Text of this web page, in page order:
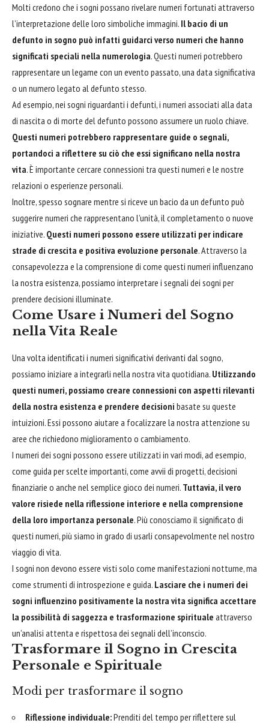
Molti credono che i sogni possano rivelare numeri fortunati attraverso
l’interpretazione delle loro simboliche immagini. Il bacio di un
defunto in sogno può infatti guidarci verso numeri che hanno
significati speciali nella numerologia. Questi numeri potrebbero
rappresentare un legame con un evento passato, una data significativa
o un numero legato al defunto stesso.
Ad esempio, nei sogni riguardanti i defunti, i numeri associati alla data
di nascita o di morte del defunto possono assumere un ruolo chiave.
Questi numeri potrebbero rappresentare guide o segnali,
portandoci a riflettere su ciò che essi significano nella nostra
vita. È importante cercare connessioni tra questi numeri e le nostre
relazioni o esperienze personali.
Inoltre, spesso sognare mentre si riceve un bacio da un defunto può
suggerire numeri che rappresentano l’unità, il completamento o nuove
iniziative. Questi numeri possono essere utilizzati per indicare
strade di crescita e positiva evoluzione personale. Attraverso la
consapevolezza e la comprensione di come questi numeri influenzano
la nostra esistenza, possiamo interpretare i segnali dei sogni per
prendere decisioni illuminate.
Come Usare i Numeri del Sogno
nella Vita Reale
Una volta identificati i numeri significativi derivanti dal sogno,
possiamo iniziare a integrarli nella nostra vita quotidiana. Utilizzando
questi numeri, possiamo creare connessioni con aspetti rilevanti
della nostra esistenza e prendere decisioni basate su queste
intuizioni. Essi possono aiutare a focalizzare la nostra attenzione su
aree che richiedono miglioramento o cambiamento.
I numeri dei sogni possono essere utilizzati in vari modi, ad esempio,
come guida per scelte importanti, come avvii di progetti, decisioni
finanziarie o anche nel semplice gioco dei numeri. Tuttavia, il vero
valore risiede nella riflessione interiore e nella comprensione
della loro importanza personale. Più conosciamo il significato di
questi numeri, più siamo in grado di usarli consapevolmente nel nostro
viaggio di vita.
I sogni non devono essere visti solo come manifestazioni notturne, ma
come strumenti di introspezione e guida. Lasciare che i numeri dei
sogni influenzino positivamente la nostra vita significa accettare
la possibilità di saggezza e trasformazione spirituale attraverso
un’analisi attenta e rispettosa dei segnali dell’inconscio.
Trasformare il Sogno in Crescita
Personale e Spirituale
Modi per trasformare il sogno
Riflessione individuale:Prenditi del tempo per riflettere sul